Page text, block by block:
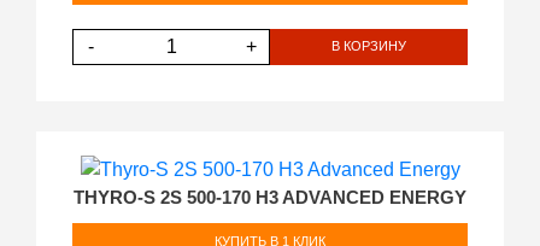
- + В КОРЗИНУ
THYRO-S 2S 500-170 H3 ADVANCED ENERGY
КУПИТЬ В 1 КЛИК